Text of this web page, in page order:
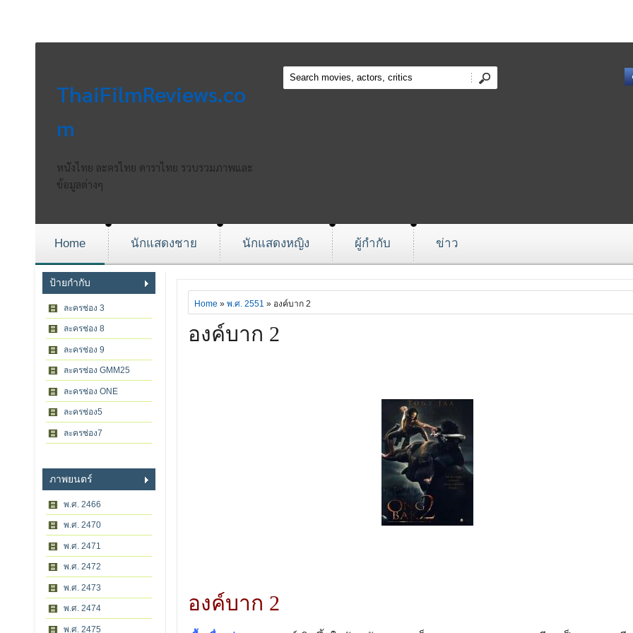
ThaiFilmReviews.co
m
หนังไทย ละครไทย ดาราไทย รวบรวมภาพและ
ข้อมูลต่างๆ
Home นักแสดงชาย นักแสดงหญิง ผู้กำกับ ข่าว
ป้ายกำกับ
ละครช่อง 3
ละครช่อง 8
ละครช่อง 9
ละครช่อง GMM25
ละครช่อง ONE
ละครช่อง5
ละครช่อง7
ภาพยนตร์
พ.ศ. 2466
พ.ศ. 2470
พ.ศ. 2471
พ.ศ. 2472
พ.ศ. 2473
พ.ศ. 2474
พ.ศ. 2475
Home » พ.ศ. 2551 » องค์บาก 2
องค์บาก 2
องค์บาก 2